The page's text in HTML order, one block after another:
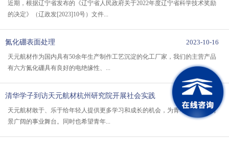
近期，根据辽宁省发布的《辽宁省人民政府关于2022年度辽宁省科学技术奖励
的决定》（辽政发[2023]10号）文件...
氮化硼表面处理 2023-10-16
天元航材作为国内具有50余年生产制作工艺沉淀的化工厂家，我们的主营产品
有六方氮化硼具有良好的电绝缘性、...
清华学子到访天元航材杭州研究院开展社会实践 2023-08-15
天元航材敢于、乐于给年轻人提供更多学习和成长的机会，为青年才干搭建前
景广阔的事业舞台。同时也希望青年...